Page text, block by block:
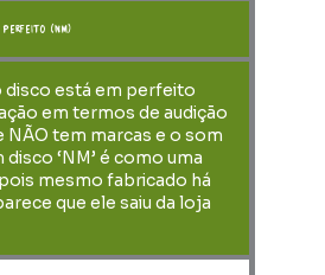
perfeito (NM)
disco está em perfeito
em termos de audição
NÃO tem marcas e o som
‘NM’ é como uma
mesmo fabricado há
que ele saiu da loja